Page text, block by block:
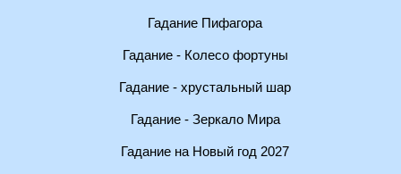
Гадание Пифагора
Гадание - Колесо фортуны
Гадание - хрустальный шар
Гадание - Зеркало Мира
Гадание на Новый год 2027